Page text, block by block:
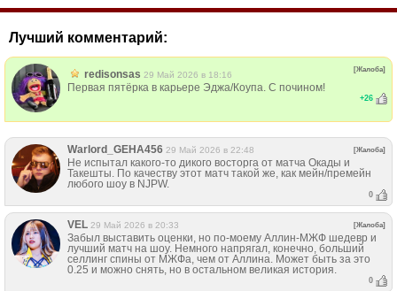
Лучший комментарий:
redisonsas 29 Май 2026 в 18:16
[Жалоба]
Первая пятёрка в карьере Эджа/Коупа. С почином!
+26
Warlord_GEHA456 29 Май 2026 в 22:48 [Жалоба]
Не испытал какого-то дикого восторга от матча Окады и
Такешты. По качеству этот матч такой же, как мейн/премейн
любого шоу в NJPW.
0
VЕL 29 Май 2026 в 20:33 [Жалоба]
Забыл выставить оценки, но по-моему Аллин-МЖФ шедевр и
лучший матч на шоу. Немного напрягал, конечно, больший
селлинг спины от МЖФа, чем от Аллина. Может быть за это
0.25 и можно снять, но в остальном великая история.
0